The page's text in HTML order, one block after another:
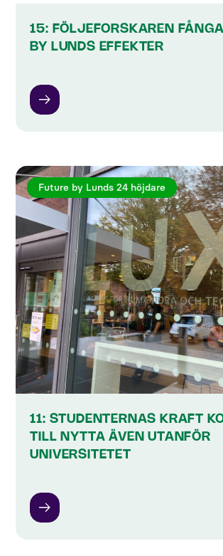
15: FÖLJEFORSKAREN
BY LUNDS EFFEKTER
Future by Lunds 24 höjdare
11: STUDENTERNAS KRAFT
TILL NYTTA ÄVEN UTANFÖR
UNIVERSITETET